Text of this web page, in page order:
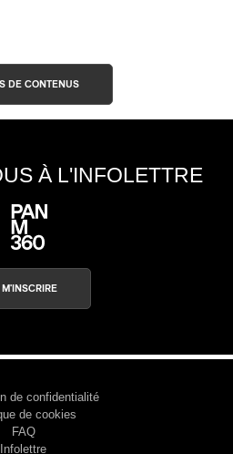
DE CONTENUS
À L'INFOLETTRE
M'INSCRIRE
de confidentialité
de cookies
FAQ
Infolettre